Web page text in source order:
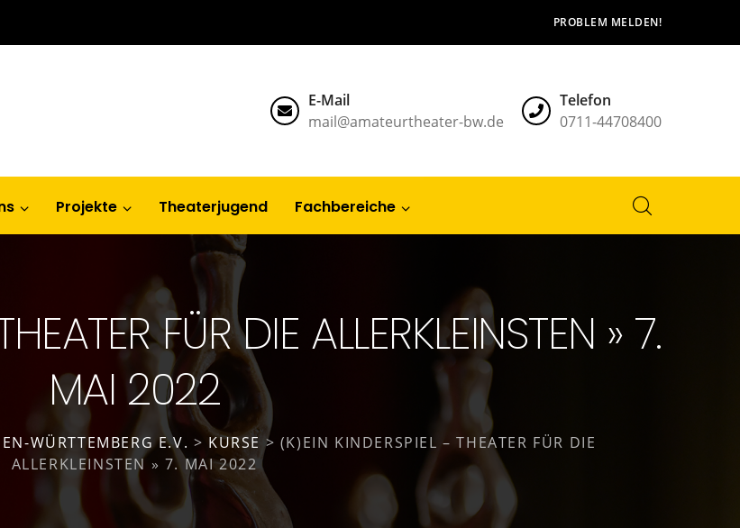
PROBLEM MELDEN!
E-Mail
mail@amateurtheater-bw.de
Telefon
0711-44708400
Projekte Theaterjugend Fachbereiche
FÜR DIE ALLERKLEINSTEN » 7.
MAI 2022
WÜRTTEMBERG E.V. > KURSE > (K)EIN KINDERSPIEL – THEATER FÜR DIE
ALLERKLEINSTEN » 7. MAI 2022